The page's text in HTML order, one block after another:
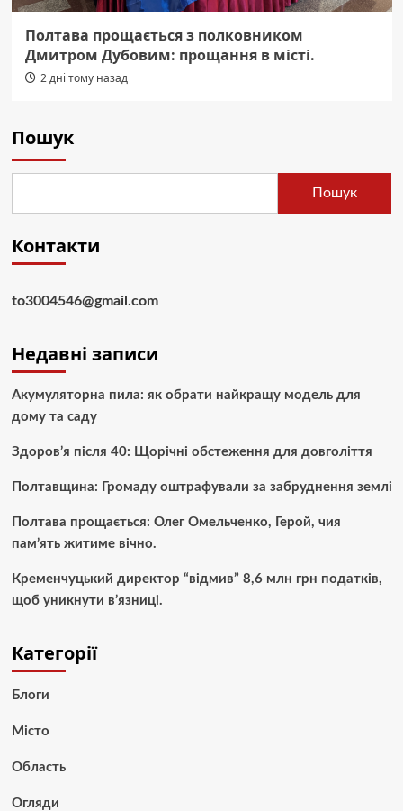
Полтава прощається з полковником
Дмитром Дубовим: прощання в місті.
2 дні тому назад
Пошук
Пошук
Контакти
to3004546@gmail.com
Недавні записи
Акумуляторна пила: як обрати найкращу модель для
дому та саду
Здоров’я після 40: Щорічні обстеження для довголіття
Полтавщина: Громаду оштрафували за забруднення землі
Полтава прощається: Олег Омельченко, Герой, чия
пам’ять житиме вічно.
Кременчуцький директор “відмив” 8,6 млн грн податків,
щоб уникнути в’язниці.
Категорії
Блоги
Місто
Область
Огляди